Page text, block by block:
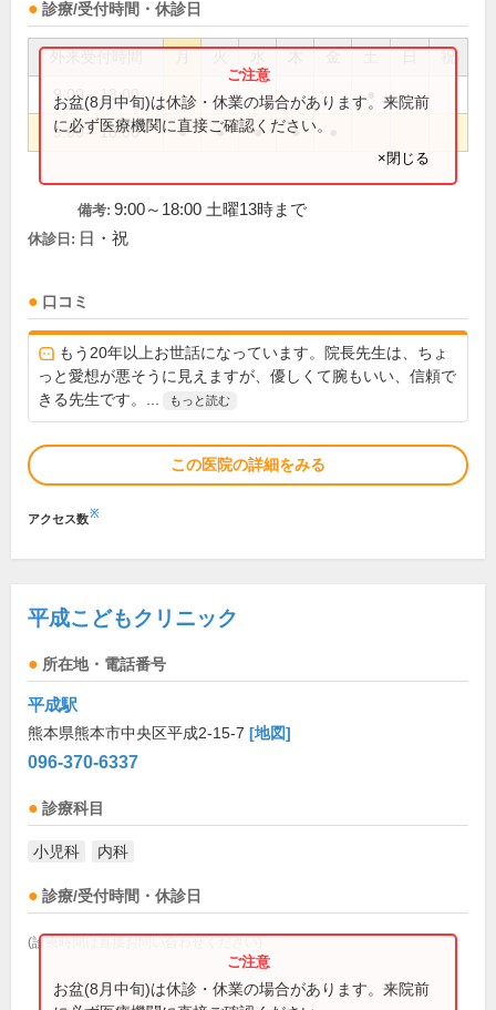
診療/受付時間・休診日
祝
9:00～13:00
9:00～18:00 ● ● ● ●
お盆(8月中旬)は休診・休業の場合があります。来院前
に必ず医療機関に直接ご確認ください。
×閉じる
備考: 9:00～18:00 土曜13時まで
休診日: 日・祝
口コミ
もう20年以上お世話になっています。院長先生は、ちょ
っと愛想が悪そうに見えますが、優しくて腕もいい、信頼で
きる先生です。...
もっと読む
この医院の詳細をみる
アクセス数※
平成こどもクリニック
所在地・電話番号
平成駅
熊本県熊本市中央区平成2-15-7 [地図]
096-370-6337
診療科目
小児科 内科
診療/受付時間・休診日
(診療時間は直接お問い合わせください)
お盆(8月中旬)は休診・休業の場合があります。来院前